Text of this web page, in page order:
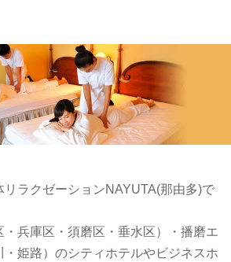
ラクゼーションNAYUTA(那由多)で
兵庫区・須磨区・垂水区）・播磨エ
・姫路）のシティホテルやビジネスホ